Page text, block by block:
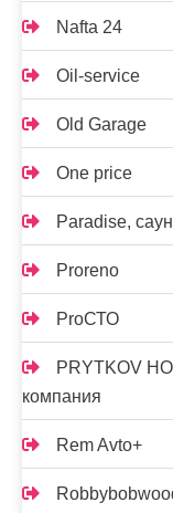
Nafta 24
Oil-service
Old Garage
One price
Paradise,
Proreno
ProСТО
PRYTKOV
компания
Rem Avto+